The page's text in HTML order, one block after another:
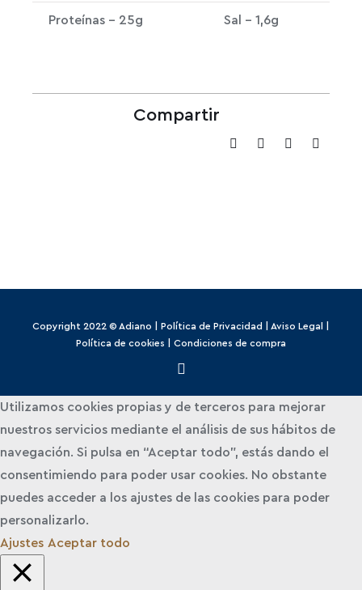
Proteínas – 25g Sal – 1,6g
Compartir
Copyright 2022 © Adiano | Política de Privacidad Aviso Legal
Política de cookies
Condiciones de compra
Utilizamos cookies propias y de terceros para mejorar
nuestros servicios mediante el análisis de sus hábitos de
navegación. Si pulsa en “Aceptar todo”, estás dando el
consentimiendo para poder usar cookies. No obstante
puedes acceder a los ajustes de las cookies para poder
personalizarlo.
Ajustes Aceptar todo